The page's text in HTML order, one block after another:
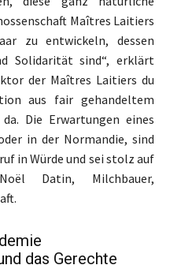
Maîtres Laitiers
zu entwickeln, dessen
Solidarität sind“, erklärt
der Maîtres Laitiers du
aus fair gehandeltem
Die Erwartungen eines
in der Normandie, sind
in Würde und sei stolz auf
Datin, Milchbauer,
das Gerechte